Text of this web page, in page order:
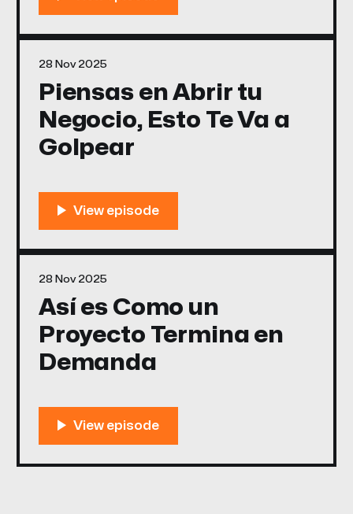
Piensas en Abrir tu
Negocio, Esto Te Va a
Golpear
28 Nov 2025
Así es Como un
Proyecto Termina en
Demanda
28 Nov 2025